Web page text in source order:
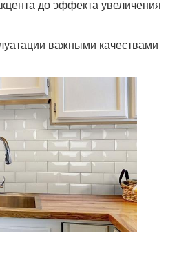
до эффекта увеличения
важными качествами